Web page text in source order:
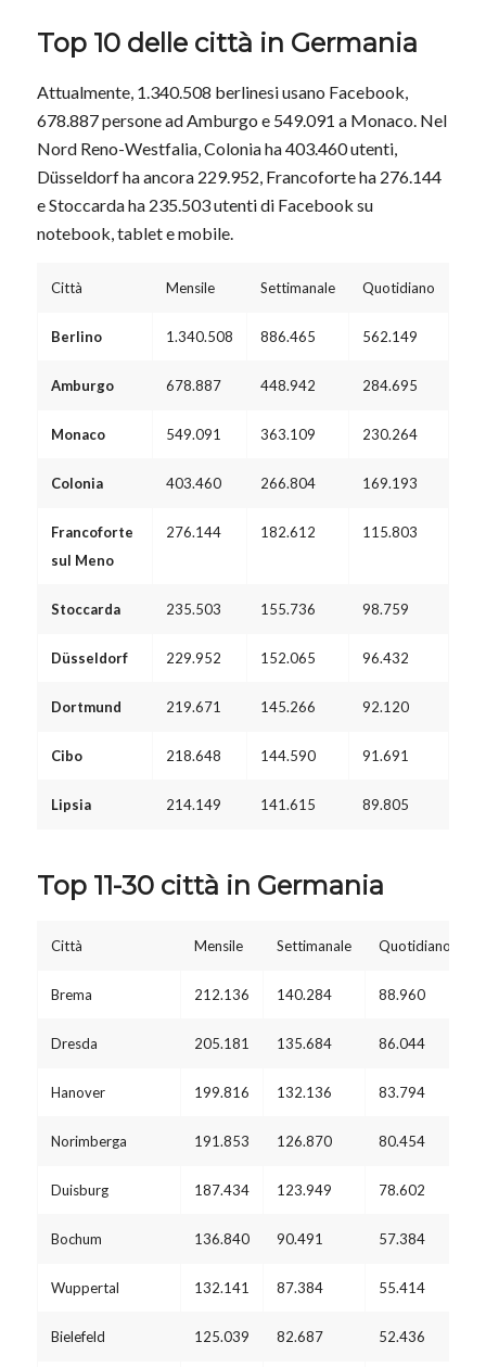
Top 10 delle città in Germania
Attualmente, 1.340.508 berlinesi usano Facebook,
678.887 persone ad Amburgo e 549.091 a Monaco. Nel
Nord Reno-Westfalia, Colonia ha 403.460 utenti,
Düsseldorf ha ancora 229.952, Francoforte ha 276.144
e Stoccarda ha 235.503 utenti di Facebook su
notebook, tablet e mobile.
Città Mensile Settimanale Quotidiano
Berlino 1.340.508 886.465 562.149
Amburgo 678.887 448.942 284.695
Monaco 549.091 363.109 230.264
Colonia 403.460 266.804 169.193
Francoforte
sul Meno
276.144 182.612 115.803
Stoccarda 235.503 155.736 98.759
Düsseldorf 229.952 152.065 96.432
Dortmund 219.671 145.266 92.120
Cibo 218.648 144.590 91.691
Lipsia 214.149 141.615 89.805
Top 11-30 città in Germania
Città Mensile Settimanale Quotidiano
Brema 212.136 140.284 88.960
Dresda 205.181 135.684 86.044
Hanover 199.816 132.136 83.794
Norimberga 191.853 126.870 80.454
Duisburg 187.434 123.949 78.602
Bochum 136.840 90.491 57.384
Wuppertal 132.141 87.384 55.414
Bielefeld 125.039 82.687 52.436